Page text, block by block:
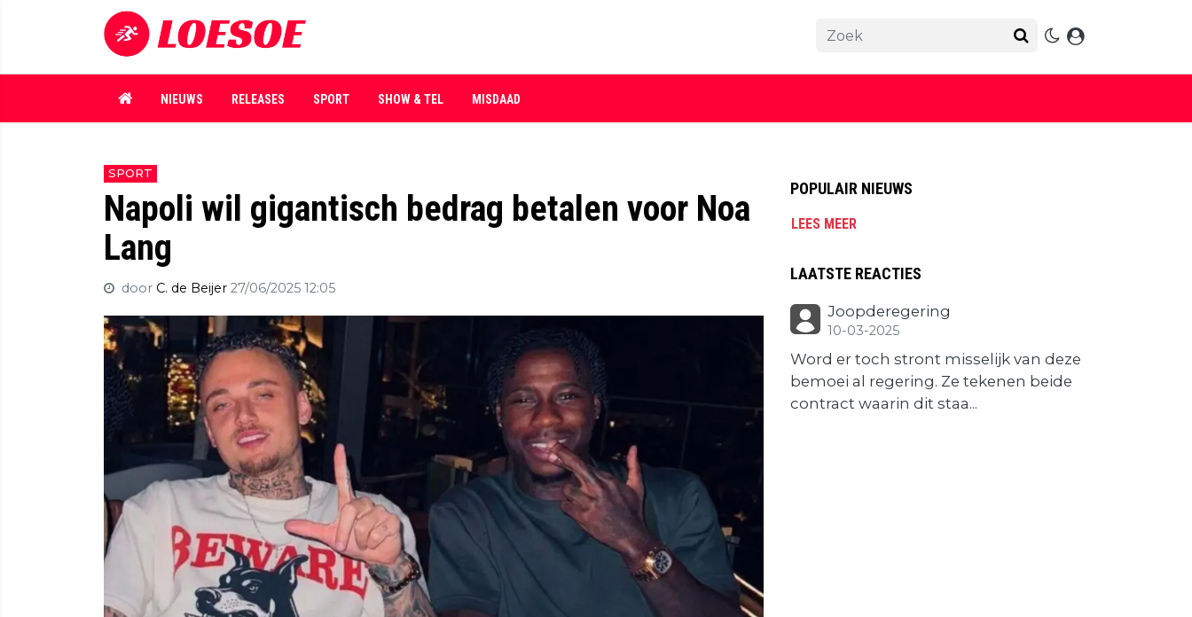
NIEUWS RELEASES SPORT SHOW & TEL MISDAAD
SPORT
Napoli wil gigantisch bedrag betalen voor Noa
Lang
door C. de Beijer 27/06/2025 12:05
POPULAIR NIEUWS
LEES MEER
LAATSTE REACTIES
Joopderegering
10-03-2025
Word er toch stront misselijk van deze
bemoei al regering. Ze tekenen beide
contract waarin dit staa...